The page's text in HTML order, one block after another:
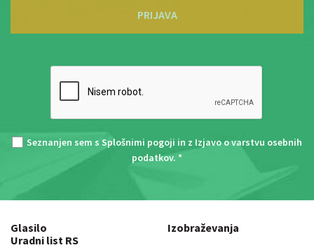
PRIJAVA
Seznanjen sem s Splošnimi pogoji in z Izjavo o varstvu osebnih
podatkov. *
Glasilo
Uradni list RS
Izobraževanja